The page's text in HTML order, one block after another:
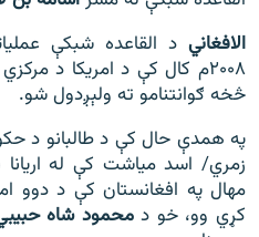
الافغاني د القاعده شبکې
څخه ګوانتنامو ته ولېږدول شو.
په همدې حال کې د طالبانو د
زمري/ اسد میاشت کې له اریانا
مهال په افغانستان کې د دوو
کړي وو، خو دمحمود شاه